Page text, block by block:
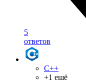
5
ответов
C++
+1 ещё